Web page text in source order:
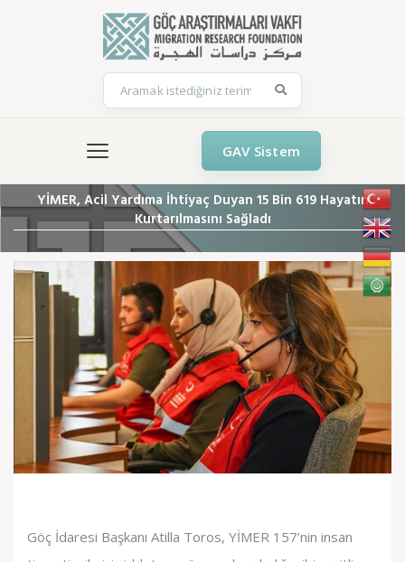
GAV Sistem
YİMER, Acil Yardıma İhtiyaç Duyan 15 Bin 619 Hayatın
Kurtarılmasını Sağladı
Göç İdaresi Başkanı Atilla Toros, YİMER 157’nin insan